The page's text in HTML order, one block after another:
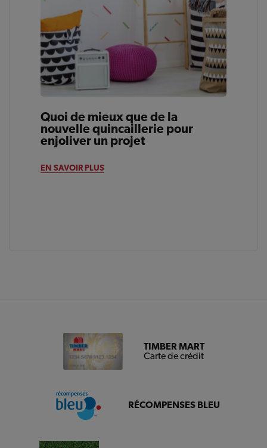
Quoi de mieux que de la
nouvelle quincaillerie pour
enjoliver un projet
EN SAVOIR PLUS
TIMBER MART
Carte de crédit
RÉCOMPENSES BLEU